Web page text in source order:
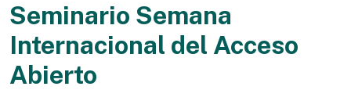
Seminario Semana
Internacional del Acceso
Abierto